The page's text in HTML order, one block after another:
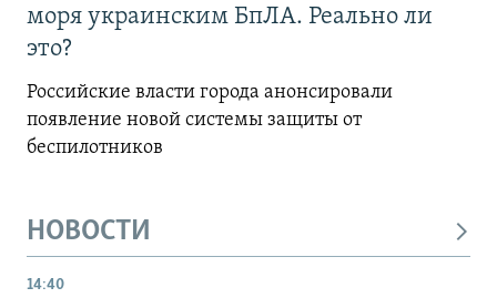
моря украинским БпЛА. Реально ли
это?
Российские власти города анонсировали
появление новой системы защиты от
беспилотников
НОВОСТИ
14:40